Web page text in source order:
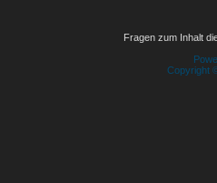
Fragen zum Inhalt
Copyright